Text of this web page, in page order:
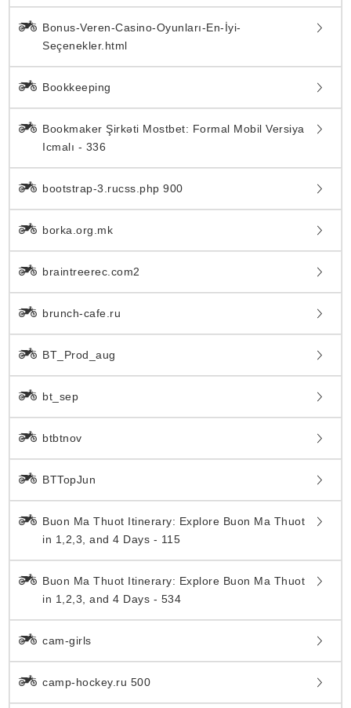
Bonus-Veren-Casino-Oyunları-En-İyi-
Seçenekler.html
Bookkeeping
Bookmaker Şirkəti Mostbet: Formal Mobil Versiya
Icmalı - 336
bootstrap-3.rucss.php 900
borka.org.mk
braintreerec.com2
brunch-cafe.ru
BT_Prod_aug
bt_sep
btbtnov
BTTopJun
Buon Ma Thuot Itinerary: Explore Buon Ma Thuot
in 1,2,3, and 4 Days - 115
Buon Ma Thuot Itinerary: Explore Buon Ma Thuot
in 1,2,3, and 4 Days - 534
cam-girls
camp-hockey.ru 500